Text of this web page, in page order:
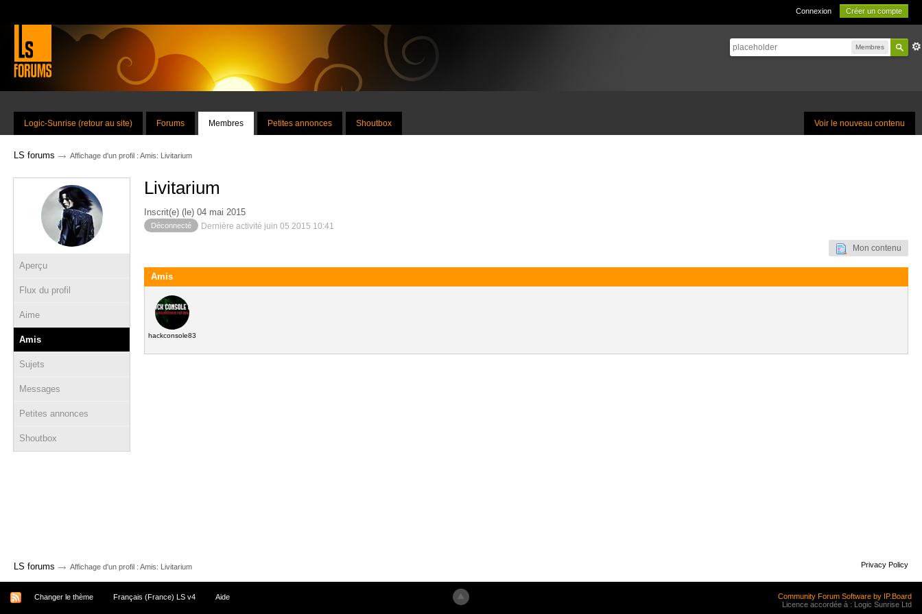
Connexion Créer un compte
Membres
Voir le nouveau contenu
Logic-Sunrise (retour au site) Forums Membres Petites annonces Shoutbox
LS forums → Affichage d'un profil : Amis: Livitarium
Aperçu
Flux du profil
Aime
Amis
Sujets
Messages
Petites annonces
Shoutbox
Livitarium
Inscrit(e) (le) 04 mai 2015
Déconnecté Dernière activité juin 05 2015 10:41
Mon contenu
Amis
hackconsole83
LS forums → Affichage d'un profil : Amis: Livitarium Privacy Policy
Changer le thème Français (France) LS v4 Aide
Community Forum Software by IP.Board
Licence accordée à : Logic Sunrise Ltd